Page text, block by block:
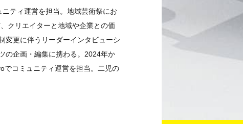
ティ運営を担当。地域芸術祭にお
クリエイターと地域や企業との価
変更に伴うリーダーインタビューシ
の企画・編集に携わる。2024年か
でコミュニティ運営を担当。二児の